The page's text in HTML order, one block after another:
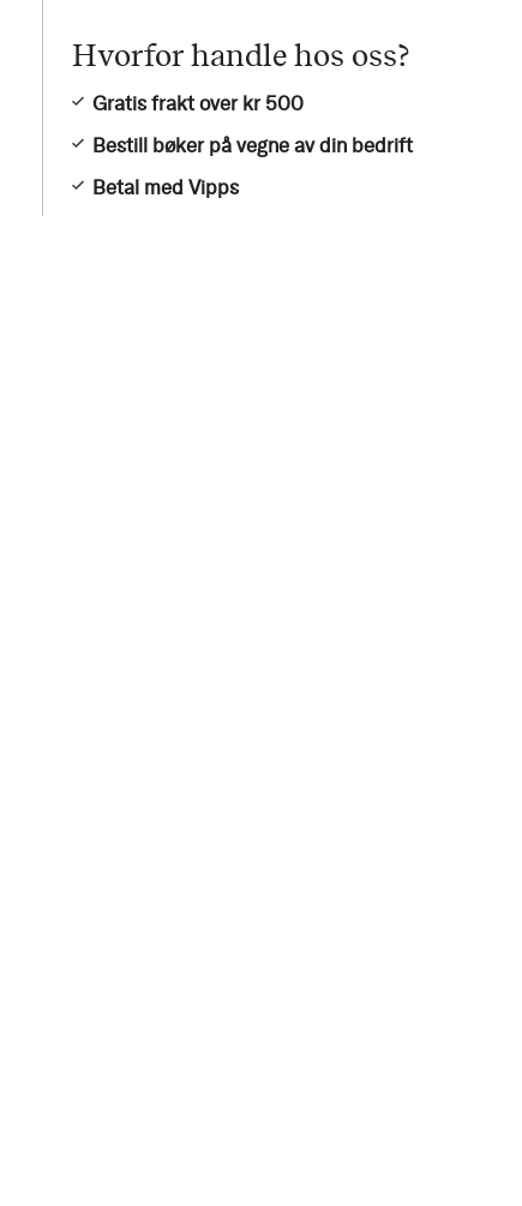
Hvorfor handle hos oss?
Gratis frakt over kr 500
Bestill bøker på vegne av din bedrift
Betal med Vipps